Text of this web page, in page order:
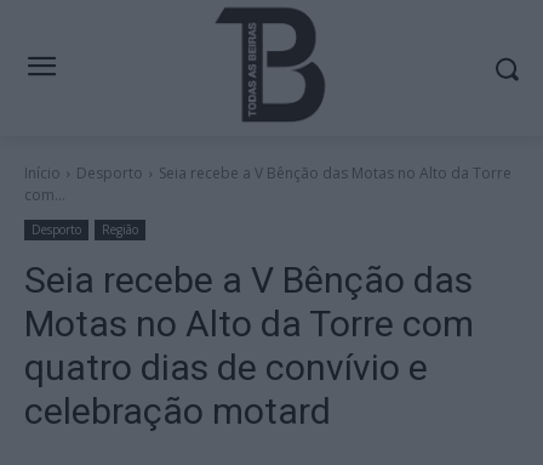
Início Desporto
Seia recebe a V Bênção das Motas no Alto da Torre
com...
Desporto Região
Seia recebe a V Bênção das
Motas no Alto da Torre com
quatro dias de convívio e
celebração motard